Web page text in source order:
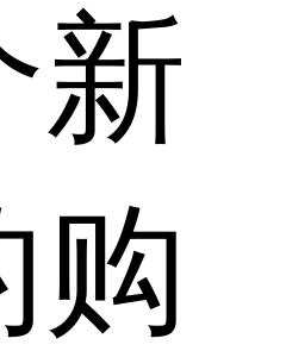
新
购